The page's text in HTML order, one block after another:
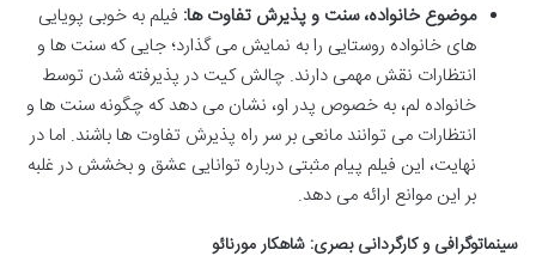
موضوع خانواده، سنت و پذیرش تفاوت ها: فیلم به خوبی پویایی
های خانواده روستایی را به نمایش می گذارد؛ جایی که سنت ها و
انتظارات نقش مهمی دارند. چالش کیت در پذیرفته شدن توسط
خانواده لم، به خصوص پدر او، نشان می دهد که چگونه سنت ها و
انتظارات می توانند مانعی بر سر راه پذیرش تفاوت ها باشند. اما در
نهایت، این فیلم پیام مثبتی درباره توانایی عشق و بخشش در غلبه
بر این موانع ارائه می دهد.
سینماتوگرافی و کارگردانی بصری: شاهکار مورنائو